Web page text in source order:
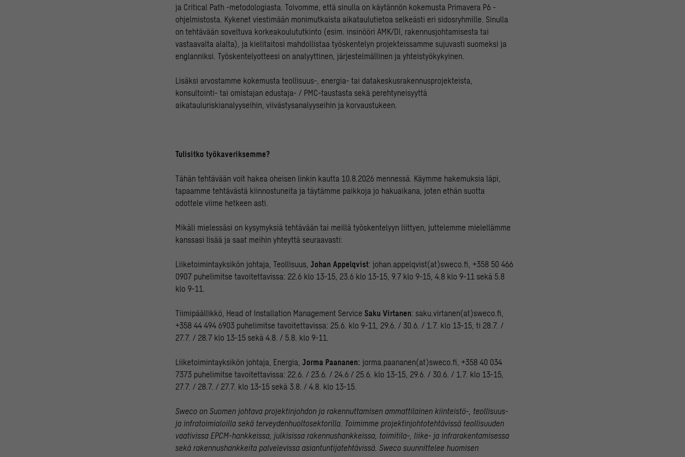
ja Critical Path -metodologiasta. Toivomme, että sinulla on käytännön kokemusta Primavera P6 -
ohjelmistosta. Kykenet viestimään monimutkaista aikataulutietoa selkeästi eri sidosryhmille. Sinulla
on tehtävään soveltuva korkeakoulututkinto (esim. insinööri AMK/DI, rakennusjohtamisesta tai
vastaavalta alalta), ja kielitaitosi mahdollistaa työskentelyn projekteissamme sujuvasti suomeksi ja
englanniksi. Työskentelyotteesi on analyyttinen, järjestelmällinen ja yhteistyökykyinen.
Lisäksi arvostamme kokemusta teollisuus-, energia- tai datakeskusrakennusprojekteista,
konsultointi- tai omistajan edustaja- / PMC-taustasta sekä perehtyneisyyttä
aikatauluriskianalyyseihin, viivästysanalyyseihin ja korvaustukeen.
Tulisitko työkaveriksemme?
Tähän tehtävään voit hakea oheisen linkin kautta 10.8.2026 mennessä. Käymme hakemuksia läpi,
tapaamme tehtävästä kiinnostuneita ja täytämme paikkoja jo hakuaikana, joten ethän suotta
odottele viime hetkeen asti.
Mikäli mielessäsi on kysymyksiä tehtävään tai meillä työskentelyyn liittyen, juttelemme mielellämme
kanssasi lisää ja saat meihin yhteyttä seuraavasti:
Liiketoimintayksikön johtaja, Teollisuus, Johan Appelqvist: johan.appelqvist(at)sweco.fi, +358 50 466
0907 puhelimitse tavoitettavissa: 22.6 klo 13-15, 23.6 klo 13-15, 9.7 klo 9-15, 4.8 klo 9-11 sekä 5.8
klo 9-11.
Tiimipäällikkö, Head of Installation Management Service Saku Virtanen: saku.virtanen(at)sweco.fi,
+358 44 494 6903 puhelimitse tavoitettavissa: 25.6. klo 9-11, 29.6. / 30.6. / 1.7. klo 13-15, ti 28.7. /
27.7. / 28.7 klo 13-15 sekä 4.8. / 5.8. klo 9-11.
Liiketoimintayksikön johtaja, Energia, Jorma Paananen: jorma.paananen(at)sweco.fi, +358 40 034
7373 puhelimitse tavoitettavissa: 22.6. / 23.6. / 24.6 / 25.6. klo 13-15, 29.6. / 30.6. / 1.7. klo 13-15,
27.7. / 28.7. / 27.7. klo 13-15 sekä 3.8. / 4.8. klo 13-15.
Sweco on Suomen johtava projektinjohdon ja rakennuttamisen ammattilainen kiinteistö-, teollisuus-
ja infratoimialoilla sekä terveydenhuoltosektorilla. Toimimme projektinjohtotehtävissä teollisuuden
vaativissa EPCM-hankkeissa, julkisissa rakennushankkeissa, toimitila-, liike- ja infrarakentamisessa
sekä rakennushankkeita palvelevissa asiantuntijatehtävissä. Sweco suunnittelee huomisen